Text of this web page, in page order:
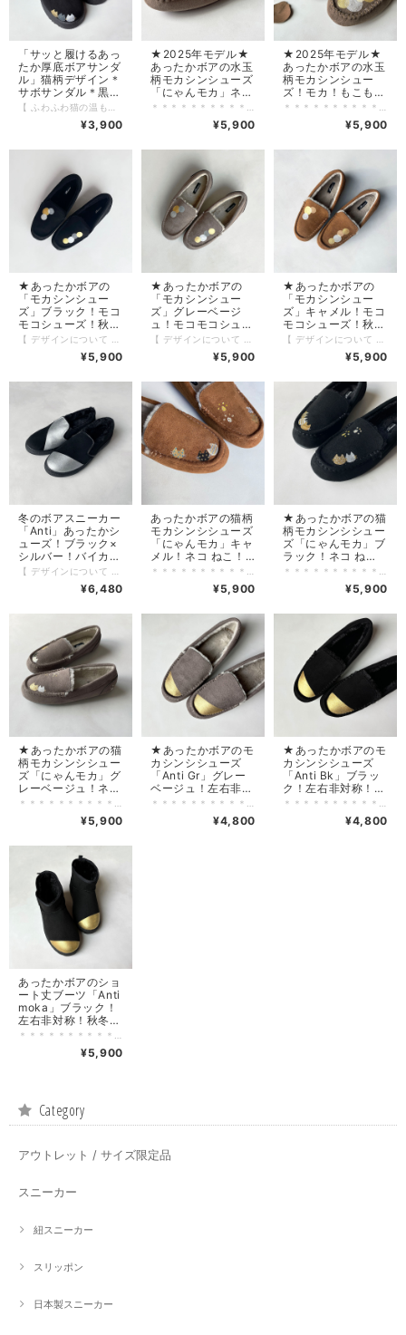
「サッと履けるあっ
たか厚底ボアサンダ
ル」猫柄デザイン＊
サボサンダル＊黒
レディース 秋冬シ
¥3,900
★2025年モデル★
あったかボアの水玉
柄モカシンシューズ
「にゃんモカ」ネ
コ！秋冬シューズ
¥5,900
★2025年モデル★
あったかボアの水玉
柄モカシンシュー
ズ！モカ！もこもこ
シューズ！秋冬シュ
¥5,900
★あったかボアの
「モカシンシュー
ズ」ブラック！モコ
モコシューズ！秋冬
シューズ 2E【受注
¥5,900
★あったかボアの
「モカシンシュー
ズ」グレーベージ
ュ！モコモコシュー
ズ！秋冬シューズ
【2023年モデル】
¥5,900
★あったかボアの
「モカシンシュー
ズ」キャメル！モコ
モコシューズ！秋冬
シューズ 2E【受注
¥5,900
冬のボアスニーカー
「Anti」あったかシ
ューズ！ブラック×
シルバー！バイカラ
ー スリッポン！
¥6,480
あったかボアの猫柄
モカシンシシューズ
「にゃんモカ」キャ
メル！ネコ ねこ！
秋冬シューズ
¥5,900
★あったかボアの猫
柄モカシンシシュー
ズ「にゃんモカ」ブ
ラック！ネコ ね
こ！秋冬シューズ
¥5,900
★あったかボアの猫
柄モカシンシシュー
ズ「にゃんモカ」グ
レーベージュ！ネコ
ねこ！秋冬シューズ
¥5,900
★あったかボアのモ
カシンシシューズ
「Anti Gr」グレー
ベージュ！左右非対
称！秋冬シューズ
¥4,800
★あったかボアのモ
カシンシシューズ
「Anti Bk」ブラッ
ク！左右非対称！秋
冬シューズ 2E【受
¥4,800
あったかボアのショ
ート丈ブーツ「Anti
moka」ブラック！
左右非対称！秋冬シ
ューズ レディース
¥5,900
Category
アウトレット / サイズ限定品
スニーカー
紐スニーカー
スリッポン
日本製スニーカー